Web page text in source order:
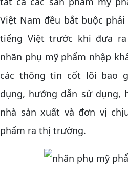
Việt Nam đều bắt buộc
tiếng Việt trước khi đưa
nhãn phụ mỹ phẩm nhập
các thông tin cốt lõi bao
dụng, hướng dẫn sử dụng,
nhà sản xuất và đơn vị
phẩm ra thị trường.